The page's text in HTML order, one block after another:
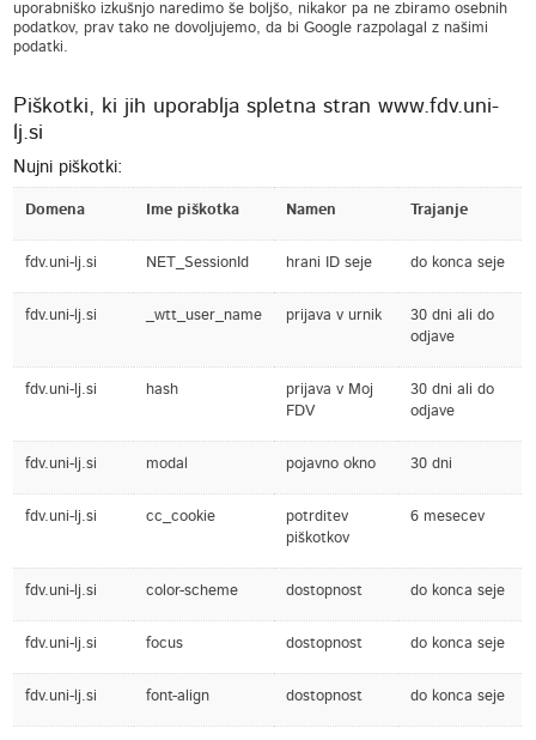
uporabniško izkušnjo naredimo še boljšo, nikakor pa ne zbiramo osebnih
podatkov, prav tako ne dovoljujemo, da bi Google razpolagal z našimi
podatki.
Piškotki, ki jih uporablja spletna stran www.fdv.uni-
lj.si
Nujni piškotki:
Domena Ime piškotka Namen Trajanje
fdv.uni-lj.si NET_SessionId hrani ID seje do konca seje
fdv.uni-lj.si _wtt_user_name prijava v urnik
30 dni ali do
odjave
fdv.uni-lj.si hash
prijava v Moj
FDV
30 dni ali do
odjave
fdv.uni-lj.si modal pojavno okno 30 dni
fdv.uni-lj.si cc_cookie
potrditev
piškotkov
6 mesecev
fdv.uni-lj.si color-scheme dostopnost do konca seje
fdv.uni-lj.si focus dostopnost do konca seje
fdv.uni-lj.si font-align dostopnost do konca seje